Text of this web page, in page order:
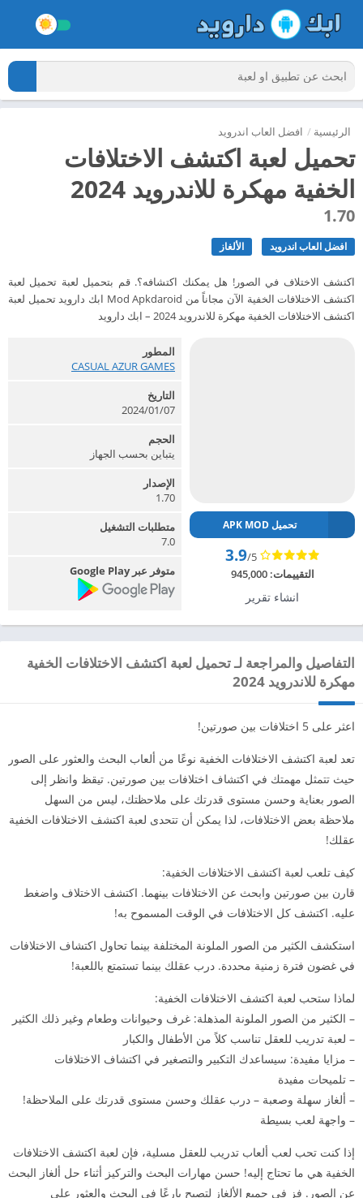
الرئيسية / افضل العاب اندرويد
تحميل لعبة اكتشف الاختلافات
الخفية مهكرة للاندرويد 2024
1.70
افضل العاب اندرويد الألغاز
اكتشف الاختلاف في الصور! هل يمكنك اكتشافه؟. قم بتحميل لعبة تحميل لعبة
اكتشف الاختلافات الخفية الآن مجاناً من Mod Apkdaroid ابك دارويد تحميل لعبة
اكتشف الاختلافات الخفية مهكرة للاندرويد 2024 – ابك دارويد
تحميل APK MOD
3.9/5
التقييمات:945,000
انشاء تقرير
المطور
CASUAL AZUR GAMES‏
التاريخ
2024/01/07
الحجم
يتباين بحسب الجهاز
الإصدار
1.70
متطلبات التشغيل
7.0
متوفر عبر Google Play
التفاصيل والمراجعة لـ تحميل لعبة اكتشف الاختلافات الخفية
مهكرة للاندرويد 2024
اعثر على 5 اختلافات بين صورتين!
تعد لعبة اكتشف الاختلافات الخفية نوعًا من ألعاب البحث والعثور على الصور
حيث تتمثل مهمتك في اكتشاف اختلافات بين صورتين. تيقظ وانظر إلى
الصور بعناية وحسن مستوى قدرتك على ملاحظتك، ليس من السهل
ملاحظة بعض الاختلافات، لذا يمكن أن تتحدى لعبة اكتشف الاختلافات الخفية
عقلك!
كيف تلعب لعبة اكتشف الاختلافات الخفية:
قارن بين صورتين وابحث عن الاختلافات بينهما. اكتشف الاختلاف واضغط
عليه. اكتشف كل الاختلافات في الوقت المسموح به!
استكشف الكثير من الصور الملونة المختلفة بينما تحاول اكتشاف الاختلافات
في غضون فترة زمنية محددة. درب عقلك بينما تستمتع باللعبة!
لماذا ستحب لعبة اكتشف الاختلافات الخفية:
– الكثير من الصور الملونة المذهلة: غرف وحيوانات وطعام وغير ذلك الكثير
– لعبة تدريب للعقل تناسب كلاً من الأطفال والكبار
– مزايا مفيدة: سيساعدك التكبير والتصغير في اكتشاف الاختلافات
– تلميحات مفيدة
– ألغاز سهلة وصعبة – درب عقلك وحسن مستوى قدرتك على الملاحظة!
– واجهة لعب بسيطة
إذا كنت تحب لعب ألعاب تدريب للعقل مسلية، فإن لعبة اكتشف الاختلافات
الخفية هي ما تحتاج إليه! حسن مهارات البحث والتركيز أثناء حل ألغاز البحث
عن الصور. فز في جميع الألغاز لتصبح بارعًا في البحث والعثور على